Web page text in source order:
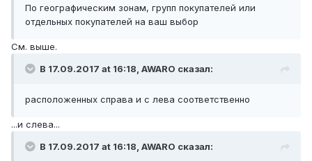
По географическим зонам, групп покупателей или
отдельных покупателей на ваш выбор
См. выше.
В 17.09.2017 at 16:18, AWARO сказал:
расположенных справа и с лева соответственно
...и слева...
В 17.09.2017 at 16:18, AWARO сказал: